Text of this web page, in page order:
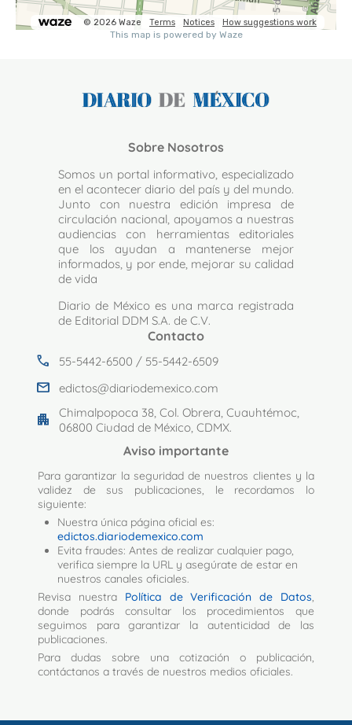
Sobre Nosotros
Somos un portal informativo, especializado
en el acontecer diario del país y del mundo.
Junto con nuestra edición impresa de
circulación nacional, apoyamos a nuestras
audiencias con herramientas editoriales
que los ayudan a mantenerse mejor
informados, y por ende, mejorar su calidad
de vida
Diario de México es una marca registrada
de Editorial DDM S.A. de C.V.
Contacto
call 55-5442-6500 / 55-5442-6509
mail edictos@diariodemexico.com
apartment
Chimalpopoca 38, Col. Obrera, Cuauhtémoc,
06800 Ciudad de México, CDMX.
Aviso importante
Para garantizar la seguridad de nuestros clientes y la
validez de sus publicaciones, le recordamos lo
siguiente:
Nuestra única página oficial es:
edictos.diariodemexico.com
Evita fraudes: Antes de realizar cualquier pago,
verifica siempre la URL y asegúrate de estar en
nuestros canales oficiales.
Revisa nuestra Política de Verificación de Datos,
donde podrás consultar los procedimientos que
seguimos para garantizar la autenticidad de las
publicaciones.
Para dudas sobre una cotización o publicación,
contáctanos a través de nuestros medios oficiales.